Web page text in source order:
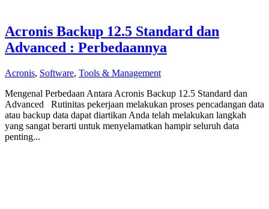
Acronis Backup 12.5 Standard dan
Advanced : Perbedaannya
Acronis, Software, Tools & Management
Mengenal Perbedaan Antara Acronis Backup 12.5 Standard dan
Advanced Rutinitas pekerjaan melakukan proses pencadangan data
atau backup data dapat diartikan Anda telah melakukan langkah
yang sangat berarti untuk menyelamatkan hampir seluruh data
penting...